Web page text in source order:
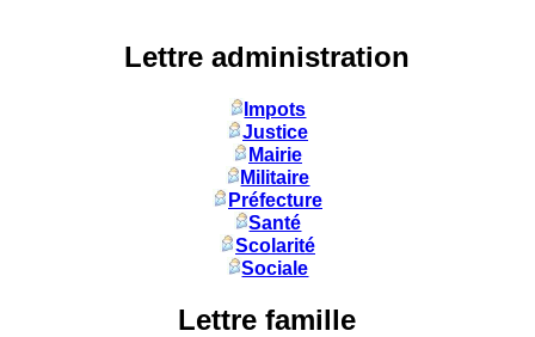
Lettre administration
Impots
Justice
Mairie
Militaire
Préfecture
Santé
Scolarité
Sociale
Lettre famille